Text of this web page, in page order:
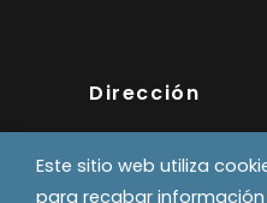
Dirección
Pol. Industrial
Calle A, naves 6 y 8
Este sitio web utiliza
para recabar